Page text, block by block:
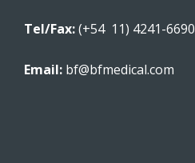
Tel/Fax:(+54 11) 4241-6690
Email: bf@bfmedical.com